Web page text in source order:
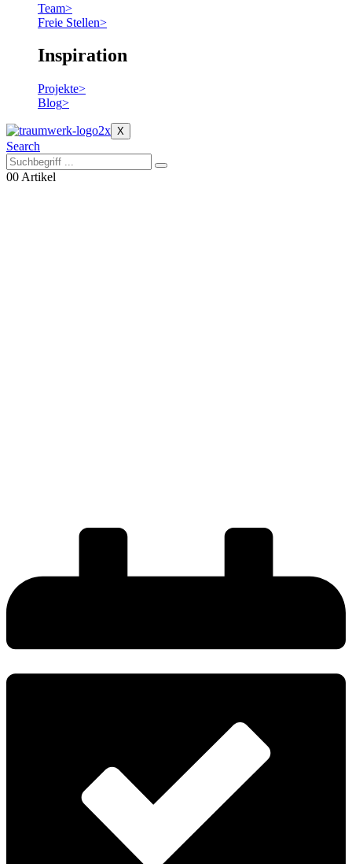
Team>
Freie Stellen>
Inspiration
Projekte>
Blog>
X
Search
00 Artikel